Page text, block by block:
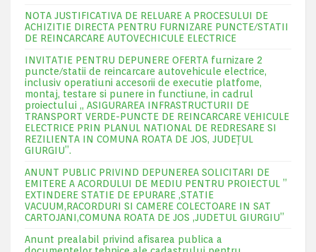
NOTA JUSTIFICATIVA DE RELUARE A PROCESULUI DE
ACHIZITIE DIRECTA PENTRU FURNIZARE PUNCTE/STATII
DE REINCARCARE AUTOVECHICULE ELECTRICE
INVITATIE PENTRU DEPUNERE OFERTA furnizare 2
puncte/statii de reincarcare autovehicule electrice,
inclusiv operatiuni accesorii de executie platfome,
montaj, testare si punere in functiune, in cadrul
proiectului „ ASIGURAREA INFRASTRUCTURII DE
TRANSPORT VERDE-PUNCTE DE REINCARCARE VEHICULE
ELECTRICE PRIN PLANUL NATIONAL DE REDRESARE SI
REZILIENTA IN COMUNA ROATA DE JOS, JUDEŢUL
GIURGIU”.
ANUNT PUBLIC PRIVIND DEPUNEREA SOLICITARI DE
EMITERE A ACORDULUI DE MEDIU PENTRU PROIECTUL ”
EXTINDERE STATIE DE EPURARE ,STATIE
VACUUM,RACORDURI SI CAMERE COLECTOARE IN SAT
CARTOJANI,COMUNA ROATA DE JOS ,JUDETUL GIURGIU”
Anunt prealabil privind afisarea publica a